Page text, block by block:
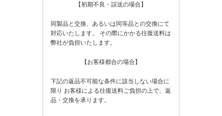
【初期不良・誤送の場合】
同製品と交換、あるいは同等品との交換にて
対応いたします。
その際にかかる往復送料は
弊社が負担いたします。
【お客様都合の場合】
下記の返品不可能な条件に該当しない場合に
限り お客様による往復送料ご負担の上で、返
品・交換を承ります。